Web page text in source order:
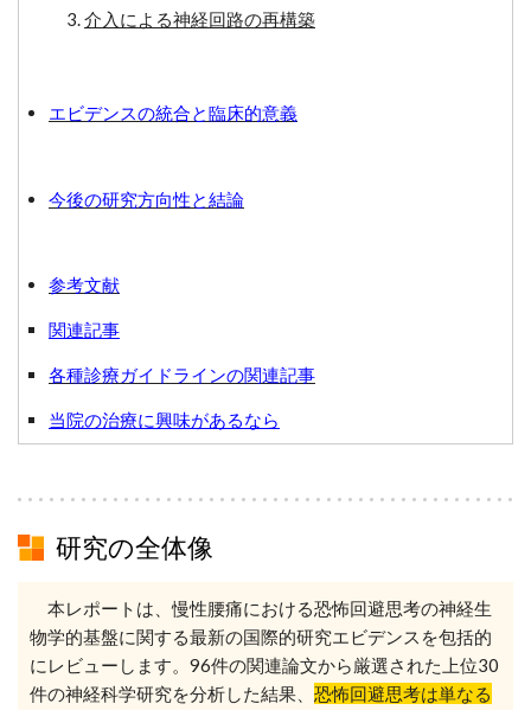
介入による神経回路の再構築
エビデンスの統合と臨床的意義
今後の研究方向性と結論
参考文献
関連記事
各種診療ガイドラインの関連記事
当院の治療に興味があるなら
研究の全体像
本レポートは、慢性腰痛における恐怖回避思考の神経生
物学的基盤に関する最新の国際的研究エビデンスを包括的
にレビューします。96件の関連論文から厳選された上位30
件の神経科学研究を分析した結果、 恐怖回避思考は単なる